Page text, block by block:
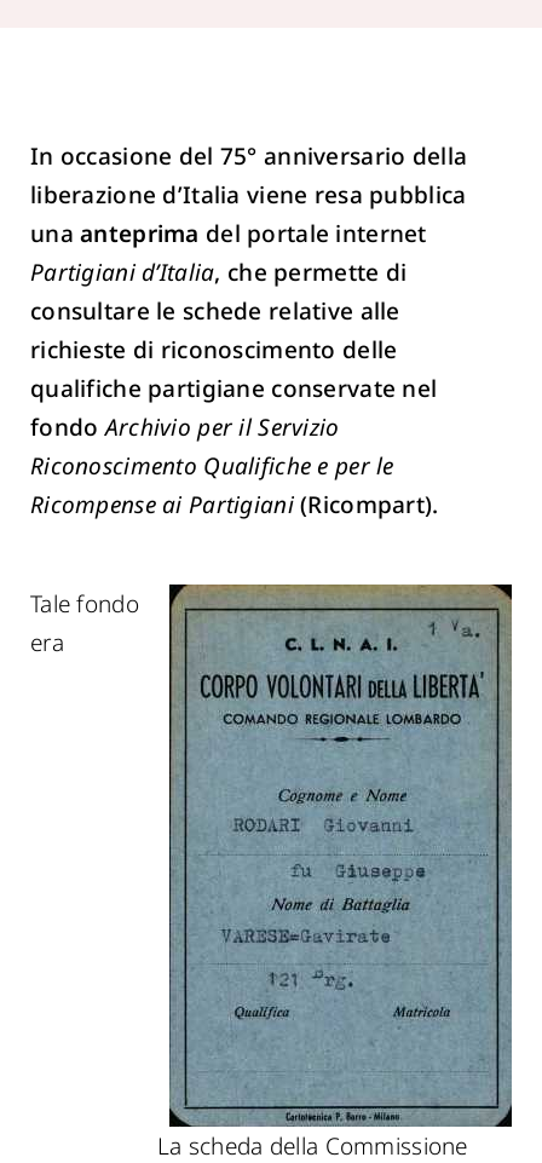
In occasione del 75° anniversario della
liberazione d’Italia viene resa pubblica
unaanteprima del portale internet
Partigiani d’Italia, che permette di
consultare le schede relative alle
richieste di riconoscimento delle
qualifiche partigiane conservate nel
fondoArchivio per il Servizio
Riconoscimento Qualifiche e per le
Ricompense ai Partigiani(Ricompart).
La scheda della Commissione
Tale fondo
era